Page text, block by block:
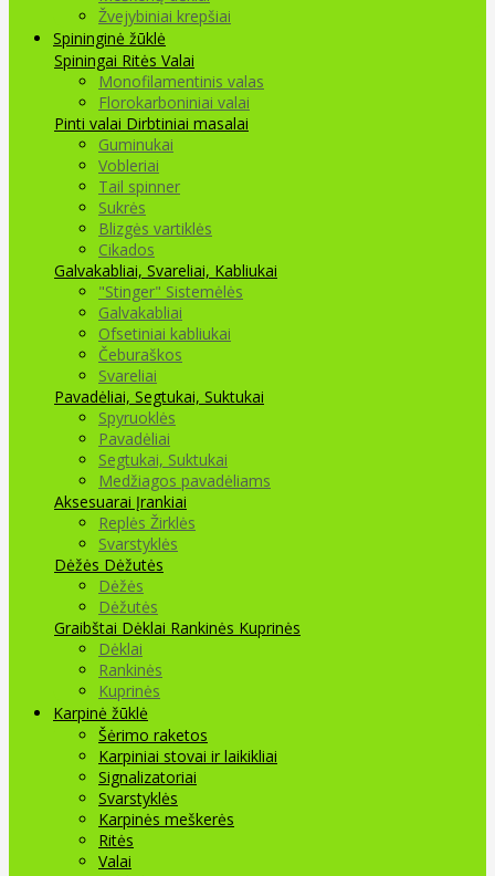
Žvejybiniai krepšiai
Spininginė žūklė
Spiningai Ritės Valai
Monofilamentinis valas
Florokarboniniai valai
Pinti valai Dirbtiniai masalai
Guminukai
Vobleriai
Tail spinner
Sukrės
Blizgės vartiklės
Cikados
Galvakabliai, Svareliai, Kabliukai
"Stinger" Sistemėlės
Galvakabliai
Ofsetiniai kabliukai
Čeburaškos
Svareliai
Pavadėliai, Segtukai, Suktukai
Spyruoklės
Pavadėliai
Segtukai, Suktukai
Medžiagos pavadėliams
Aksesuarai Įrankiai
Replės Žirklės
Svarstyklės
Dėžės Dėžutės
Dėžės
Dėžutės
Graibštai Dėklai Rankinės Kuprinės
Dėklai
Rankinės
Kuprinės
Karpinė žūklė
Šėrimo raketos
Karpiniai stovai ir laikikliai
Signalizatoriai
Svarstyklės
Karpinės meškerės
Ritės
Valai